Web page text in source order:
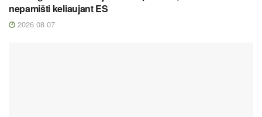
nepamišti keliaujant ES
2026 08 07